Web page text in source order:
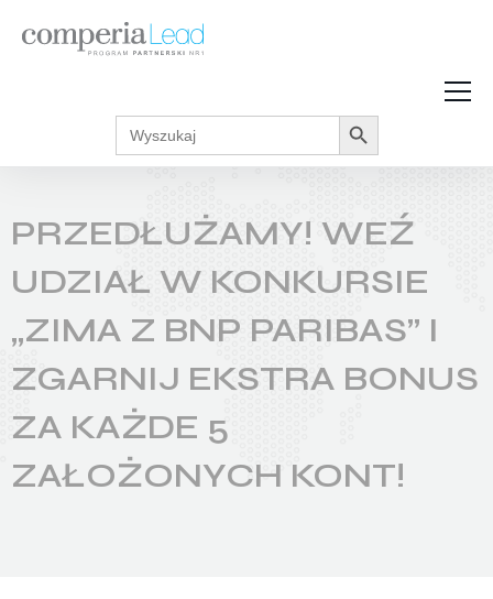
Strefa Wiedzy
Akcje promocyjne
Regulaminy
Search
for:
Search Button
PRZEDŁUŻAMY! WEŹ
UDZIAŁ W KONKURSIE
„ZIMA Z BNP PARIBAS” I
ZGARNIJ EKSTRA BONUS
ZA KAŻDE 5
ZAŁOŻONYCH KONT!